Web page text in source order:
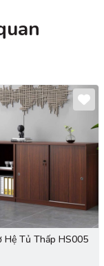
Hệ Tủ Thấp HS005